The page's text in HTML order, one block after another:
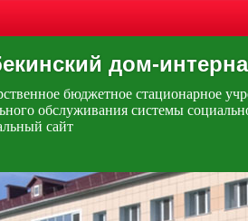
дом-
бюджетное стационарное
обслуживания системы
сайт